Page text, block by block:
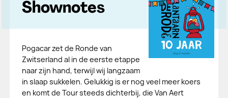
Shownotes
Pogacar zet de Ronde van
Zwitserland al in de eerste etappe
naar zijn hand, terwijl wij langzaam
in slaap sukkelen. Gelukkig is er nog veel meer koers
en komt de Tour steeds dichterbij, die Van Aert